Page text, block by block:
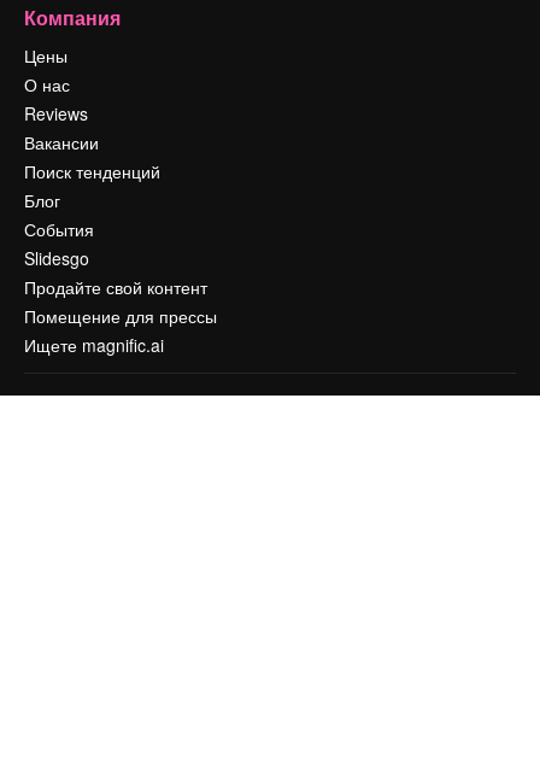
Компания
Цены
О нас
Reviews
Вакансии
Поиск тенденций
Блог
События
Slidesgo
Продайте свой контент
Помещение для прессы
Ищете magnific.ai
Связаться с нами